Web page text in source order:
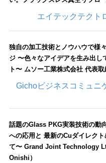
エイテックテクト
独自の加工技術とノウハウで様
ジ 〜色々なアイデアを生み出し
ト〜 ムソー工業株式会社 代表
Gichoビジネスコミュニ
話題のGlass PKG実装技術の動
への応用と 最新のCuダイレク
て〜 Grand Joint Technology
Onishi）